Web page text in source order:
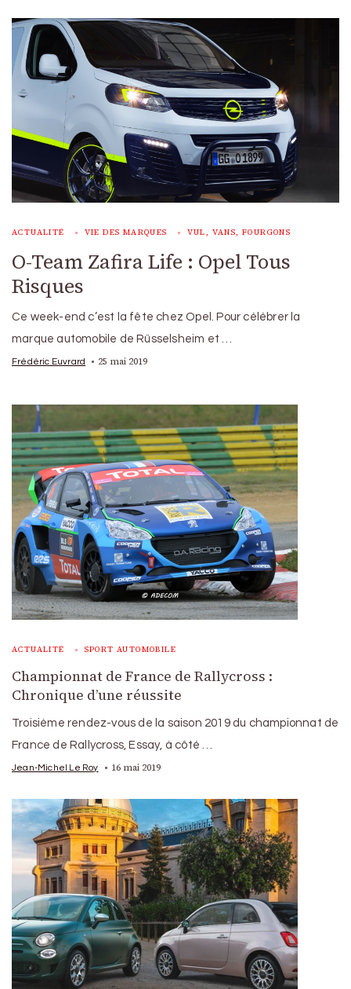
ACTUALITÉ VIE DES MARQUES VUL, VANS, FOURGONS
O-Team Zafira Life : Opel Tous
Risques
Ce week-end c’est la fête chez Opel. Pour célébrer la
marque automobile de Rüsselsheim et …
Frédéric Euvrard 25 mai 2019
ACTUALITÉ SPORT AUTOMOBILE
Championnat de France de Rallycross :
Chronique d’une réussite
Troisième rendez-vous de la saison 2019 du championnat de
France de Rallycross, Essay, à côté …
Jean-Michel Le Roy 16 mai 2019